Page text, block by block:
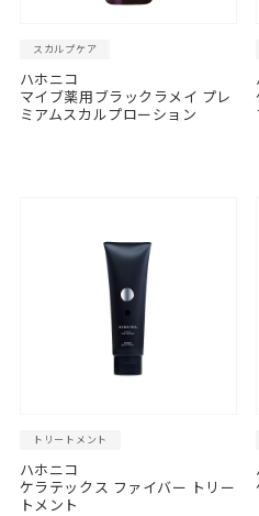
スカルプケア
ハホニコ
マイブ薬用ブラックラメイ プレ
ミアムスカルプローション
トリートメント
ハホニコ
ケラテックス ファイバー トリー
トメント